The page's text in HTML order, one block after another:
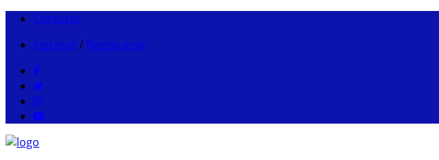
Contacto
Ingresar / Registrarse